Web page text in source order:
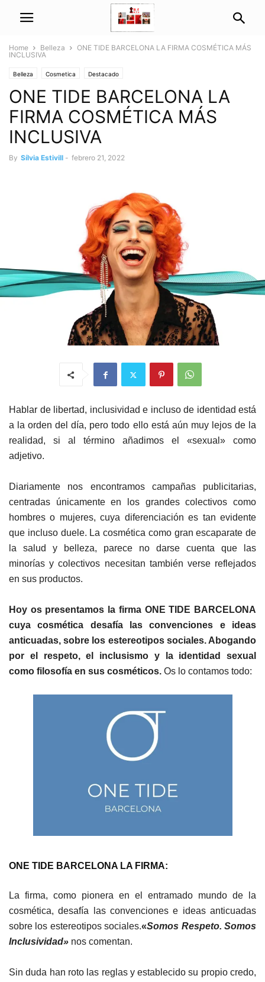
Home Belleza
ONE TIDE BARCELONA LA FIRMA COSMÉTICA MÁS
INCLUSIVA
Belleza Cosmetica Destacado
ONE TIDE BARCELONA LA
FIRMA COSMÉTICA MÁS
INCLUSIVA
By Sílvia Estivill - febrero 21, 2022
Hablar de libertad, inclusividad e incluso de identidad está
a la orden del día, pero todo ello está aún muy lejos de la
realidad, si al término añadimos el «sexual» como
adjetivo.
Diariamente nos encontramos campañas publicitarias,
centradas únicamente en los grandes colectivos como
hombres o mujeres, cuya diferenciación es tan evidente
que incluso duele. La cosmética como gran escaparate de
la salud y belleza, parece no darse cuenta que las
minorías y colectivos necesitan también verse reflejados
en sus productos.
Hoy os presentamos la firma ONE TIDE BARCELONA
cuya cosmética desafía las convenciones e ideas
anticuadas, sobre los estereotipos sociales. Abogando
por el respeto, el inclusismo y la identidad sexual
como filosofía en sus cosméticos. Os lo contamos todo:
ONE TIDE BARCELONA LA FIRMA:
La firma, como pionera en el entramado mundo de la
cosmética, desafía las convenciones e ideas anticuadas
sobre los estereotipos sociales.«Somos Respeto. Somos
Inclusivi​dad» nos comentan.
Sin duda han roto las reglas y establecido su propio credo,